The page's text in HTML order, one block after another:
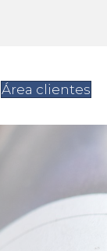
Área clientes